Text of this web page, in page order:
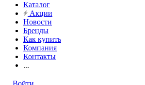
Каталог
Акции
Новости
Бренды
Как купить
Компания
Контакты
...
Войти